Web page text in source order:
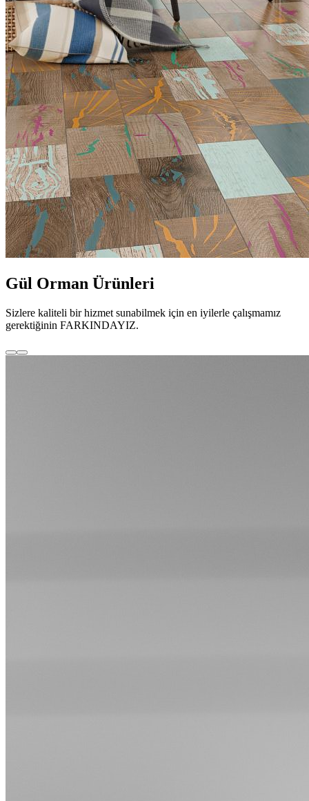
Gül Orman Ürünleri
Sizlere kaliteli bir hizmet sunabilmek için en iyilerle çalışmamız
gerektiğinin FARKINDAYIZ.